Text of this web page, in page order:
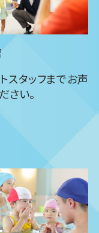
スタッフまでお声
さい。